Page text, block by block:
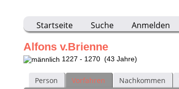
Startseite Suche Anmelden
Alfons v.Brienne
1227 - 1270 (43 Jahre)
Person Vorfahren Nachkommen